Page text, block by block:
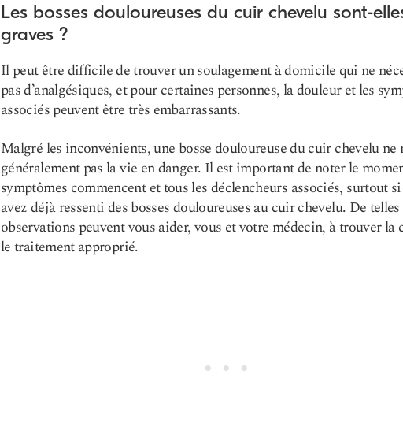
Les bosses douloureuses du cuir chevelu sont-
graves ?
Il peut être difficile de trouver un soulagement à domicile qui ne
pas d’analgésiques, et pour certaines personnes, la douleur et les
associés peuvent être très embarrassants.
Malgré les inconvénients, une bosse douloureuse du cuir chevelu ne
généralement pas la vie en danger. Il est important de noter le
symptômes commencent et tous les déclencheurs associés, surtout
avez déjà ressenti des bosses douloureuses au cuir chevelu. De telles
observations peuvent vous aider, vous et votre médecin, à trouver la
le traitement approprié.